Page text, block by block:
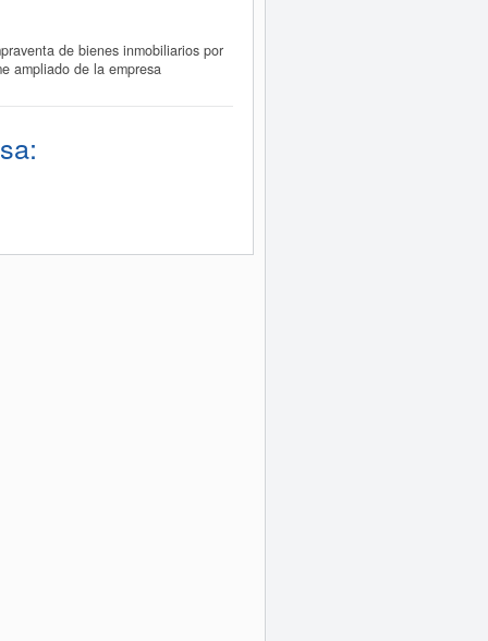
de bienes inmobiliarios por
ampliado de la empresa